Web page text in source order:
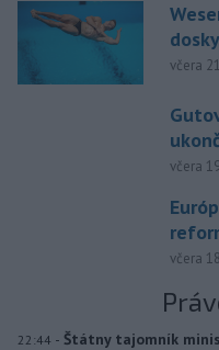
včera
včera
včera
22:44 - Štátny tajomník